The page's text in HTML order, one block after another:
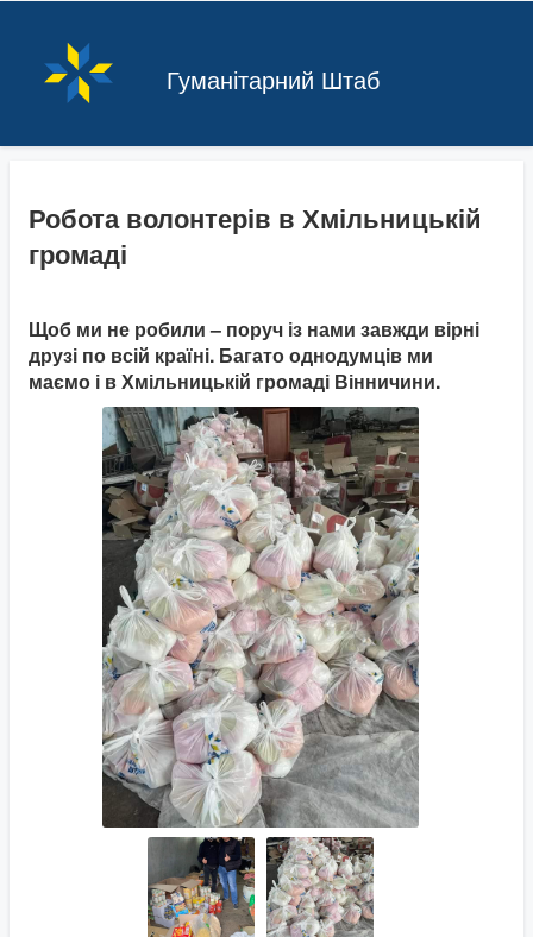
Гуманітарний Штаб
Робота волонтерів в Хмільницькій
громаді
Щоб ми не робили – поруч із нами завжди вірні
друзі по всій країні. Багато однодумців ми
маємо і в Хмільницькій громаді Вінничини.